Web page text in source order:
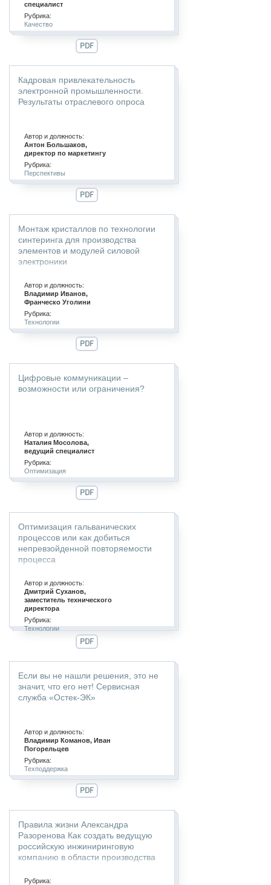
специалист
Рубрика:
Качество
PDF
Кадровая привлекательность
электронной промышленности.
Результаты отраслевого опроса
Автор и должность:
Антон Большаков,
директор по маркетингу
Рубрика:
Перспективы
PDF
Монтаж кристаллов по технологии
синтеринга для производства
элементов и модулей силовой
электроники
Автор и должность:
Владимир Иванов,
Франческо Уголини
Рубрика:
Технологии
PDF
Цифровые коммуникации –
возможности или ограничения?
Автор и должность:
Наталия Мосолова,
ведущий специалист
Рубрика:
Оптимизация
PDF
Оптимизация гальванических
процессов или как добиться
непревзойденной повторяемости
процесса
Автор и должность:
Дмитрий Суханов,
заместитель технического
директора
Рубрика:
Технологии
PDF
Если вы не нашли решения, это не
значит, что его нет! Сервисная
служба «Остек-ЭК»
Автор и должность:
Владимир Команов, Иван
Погорельцев
Рубрика:
Техподдержка
PDF
Правила жизни Александра
Разоренова Как создать ведущую
российскую инжиниринговую
компанию в области производства
Рубрика: